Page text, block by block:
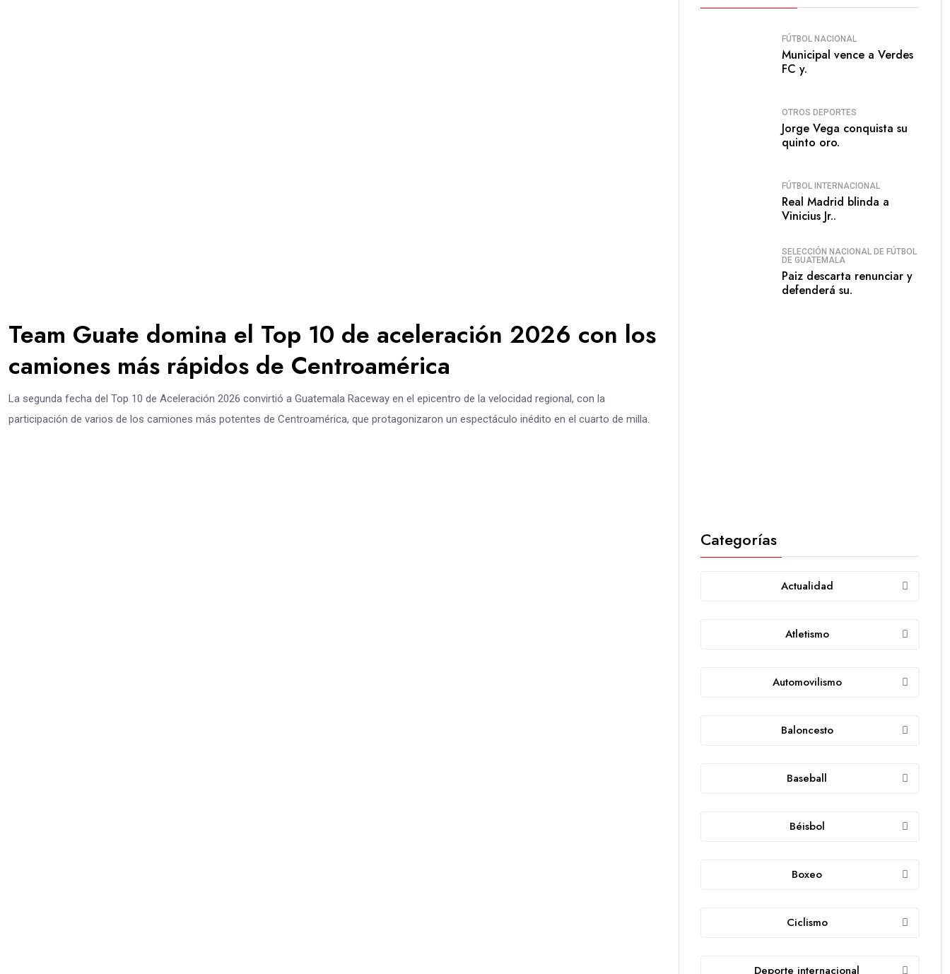
Team Guate domina el Top 10 de aceleración 2026 con los
camiones más rápidos de Centroamérica
La segunda fecha del Top 10 de Aceleración 2026 convirtió a Guatemala Raceway en el epicentro de la velocidad regional, con la
participación de varios de los camiones más potentes de Centroamérica, que protagonizaron un espectáculo inédito en el cuarto de milla.
FÚTBOL NACIONAL
Municipal vence a Verdes
FC y.
OTROS DEPORTES
Jorge Vega conquista su
quinto oro.
FÚTBOL INTERNACIONAL
Real Madrid blinda a
Vinicius Jr..
SELECCIÓN NACIONAL DE FÚTBOL
DE GUATEMALA
Paiz descarta renunciar y
defenderá su.
Categorías
Actualidad
Atletismo
Automovilismo
Baloncesto
Baseball
Béisbol
Boxeo
Ciclismo
Deporte internacional